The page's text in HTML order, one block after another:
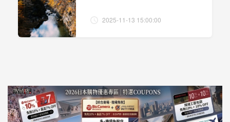
2025-11-13 15:00:00